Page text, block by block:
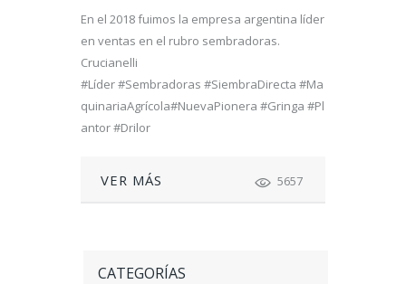
En el 2018 fuimos la empresa argentina líder
en ventas en el rubro sembradoras.
Crucianelli
#Líder #Sembradoras #SiembraDirecta #Ma
quinariaAgrícola#NuevaPionera #Gringa #Pl
antor #Drilor
VER MÁS 5657
CATEGORÍAS